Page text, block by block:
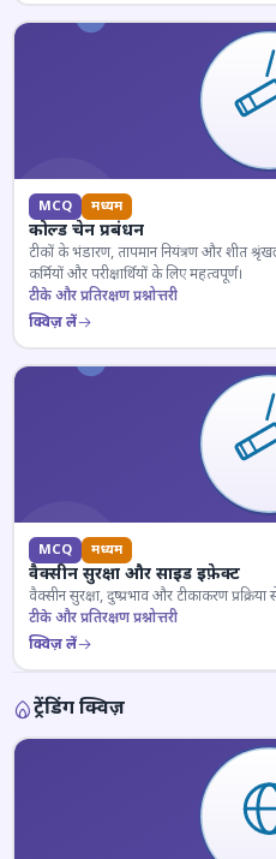
MCQ मध्यम
कोल्ड चेन प्रबंधन
टीकों के भंडारण, तापमान नियंत्रण और शीत
कर्मियों और परीक्षार्थियों के लिए महत्वपूर्ण।
टीके और प्रतिरक्षण प्रश्नोत्तरी
क्विज़ लें
MCQ मध्यम
वैक्सीन सुरक्षा और साइड इफ़ेक्ट
वैक्सीन सुरक्षा, दुष्प्रभाव और टीकाकरण प्रक्रिया
टीके और प्रतिरक्षण प्रश्नोत्तरी
क्विज़ लें
ट्रेंडिंग क्विज़